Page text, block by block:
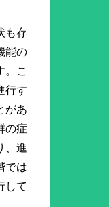
も存
能の
。こ
行す
があ
の症
、進
では
して